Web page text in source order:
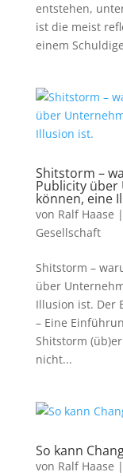
entstehen,
ist die meist
einem
Shitstorm –
Publicity
können, eine
von Ralf Haase |
Gesellschaft
Shitstorm –
über
Illusion ist. Der
– Eine
Shitstorm
nicht...
So kann
von Ralf Haase |